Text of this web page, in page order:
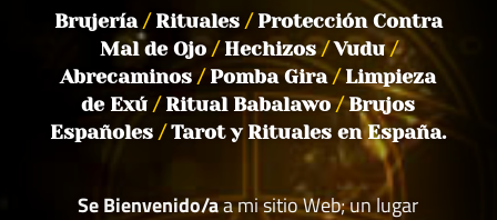
Brujería /Rituales /Protección Contra
Mal de Ojo /Hechizos/Vudu/
Abrecaminos/Pomba Gira/Limpieza
de Exú/Ritual Babalawo/Brujos
Españoles/Tarot y Rituales en España.
Se Bienvenido/aa mi sitio Web; un lugar